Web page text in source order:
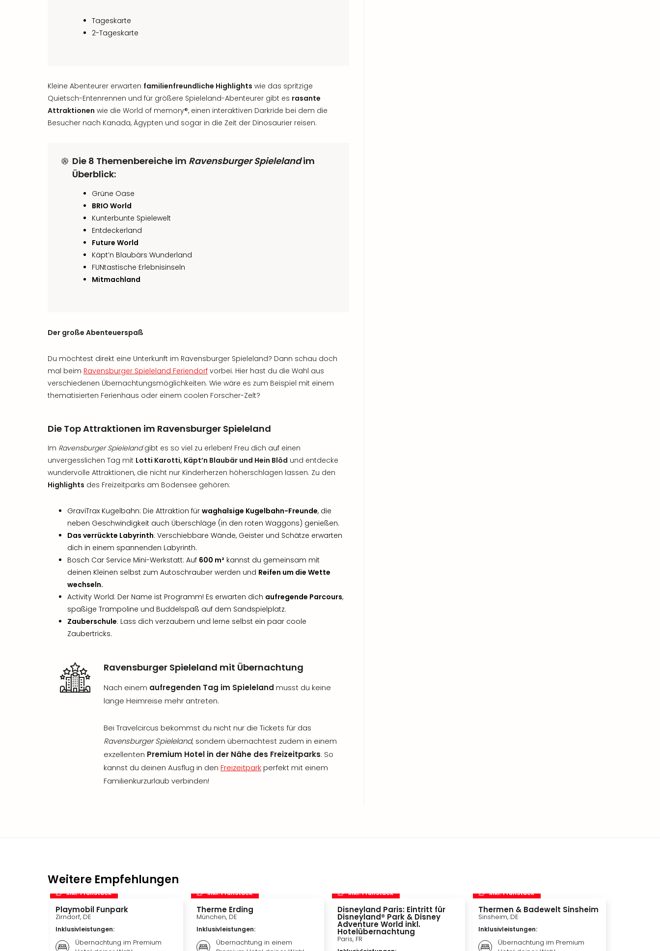
Tageskarte
2-Tageskarte
Kleine Abenteurer erwarten familienfreundliche Highlights wie das spritzige
Quietsch-Entenrennen und für größere Spieleland-Abenteurer gibt es rasante
Attraktionen wie die World of memory®, einen interaktiven Darkride bei dem die
Besucher nach Kanada, Ägypten und sogar in die Zeit der Dinosaurier reisen.
Die 8 Themenbereiche im Ravensburger Spielelandim
Überblick:
Grüne Oase
BRIO World
Kunterbunte Spielewelt
Entdeckerland
Future World
Käpt’n Blaubärs Wunderland
FUNtastische Erlebnisinseln
Mitmachland
Der große Abenteuerspaß
Du möchtest direkt eine Unterkunft im Ravensburger Spieleland? Dann schau doch
mal beim Ravensburger Spieleland Feriendorf vorbei. Hier hast du die Wahl aus
verschiedenen Übernachtungsmöglichkeiten. Wie wäre es zum Beispiel mit einem
thematisierten Ferienhaus oder einem coolen Forscher-Zelt?
Die Top Attraktionen im Ravensburger Spieleland
Im Ravensburger Spielelandgibt es so viel zu erleben! Freu dich auf einen
unvergesslichen Tag mit Lotti Karotti, Käpt’n Blaubär und Hein Blöd und entdecke
wundervolle Attraktionen, die nicht nur Kinderherzen höherschlagen lassen. Zu den
Highlights des Freizeitparks am Bodensee gehören:
GraviTrax Kugelbahn: Die Attraktion für waghalsige Kugelbahn-Freunde, die
neben Geschwindigkeit auch Überschläge (in den roten Waggons) genießen.
Das verrückte Labyrinth: Verschiebbare Wände, Geister und Schätze erwarten
dich in einem spannenden Labyrinth.
Bosch Car Service Mini-Werkstatt: Auf 600 m² kannst du gemeinsam mit
deinen Kleinen selbst zum Autoschrauber werden und Reifen um die Wette
wechseln.
Activity World: Der Name ist Programm! Es erwarten dich aufregende Parcours,
spaßige Trampoline und Buddelspaß auf dem Sandspielplatz.
Zauberschule: Lass dich verzaubern und lerne selbst ein paar coole
Zaubertricks.
Ravensburger Spieleland mit Übernachtung
Nach einem aufregenden Tag im Spieleland musst du keine
lange Heimreise mehr antreten.
Bei Travelcircus bekommst du nicht nur die Tickets für das
Ravensburger Spieleland, sondern übernachtest zudem in einem
exzellenten Premium Hotel in der Nähe des Freizeitparks. So
kannst du deinen Ausflug in den Freizeitparkperfekt mit einem
Familienkurzurlaub verbinden!
Weitere Empfehlungen
inkl. Frühstück
Playmobil Funpark
Zirndorf, DE
Inklusivleistungen:
Übernachtung im Premium
inkl. Frühstück
Therme Erding
München, DE
Inklusivleistungen:
Übernachtung in einem
inkl. Frühstück
Disneyland Paris: Eintritt für
Disneyland® Park & Disney
Adventure World inkl.
Hotelübernachtung
Paris, FR
inkl. Frühstück
Thermen & Badewelt Sinsheim
Sinsheim, DE
Inklusivleistungen:
Übernachtung im Premium